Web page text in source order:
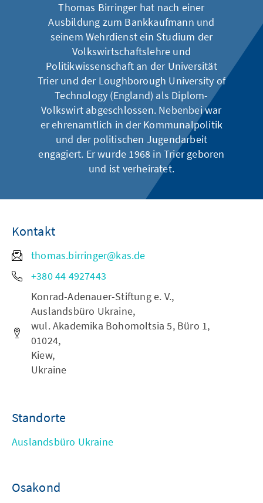
Thomas Birringer hat nach einer
Ausbildung zum Bankkaufmann und
seinem Wehrdienst ein Studium der
Volkswirtschaftslehre und
Politikwissenschaft an der Universität
Trier und der Loughborough University of
Technology (England) als Diplom-
Volkswirt abgeschlossen. Nebenbei war
er ehrenamtlich in der Kommunalpolitik
und der politischen Jugendarbeit
engagiert. Er wurde 1968 in Trier geboren
und ist verheiratet.
Kontakt
thomas.birringer@kas.de
+380 44 4927443
Konrad-Adenauer-Stiftung e. V.,
Auslandsbüro Ukraine,
wul. Akademika Bohomoltsia 5, Büro 1,
01024,
Kiew,
Ukraine
Standorte
Auslandsbüro Ukraine
Osakond